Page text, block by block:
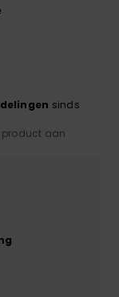
sinds
product aan